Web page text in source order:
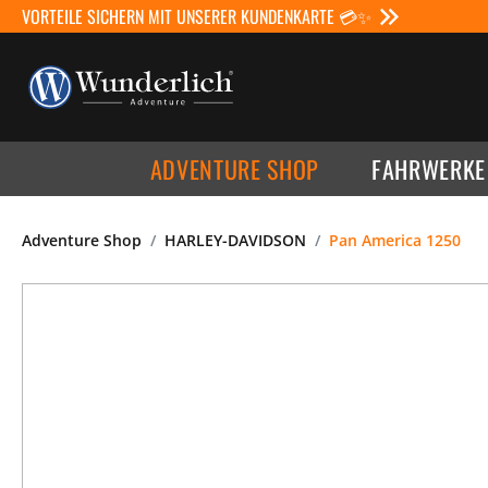
VORTEILE SICHERN MIT UNSERER KUNDENKARTE 💳✨
ADVENTURE SHOP FAHRWERKE
Adventure Shop HARLEY-DAVIDSON Pan America 1250